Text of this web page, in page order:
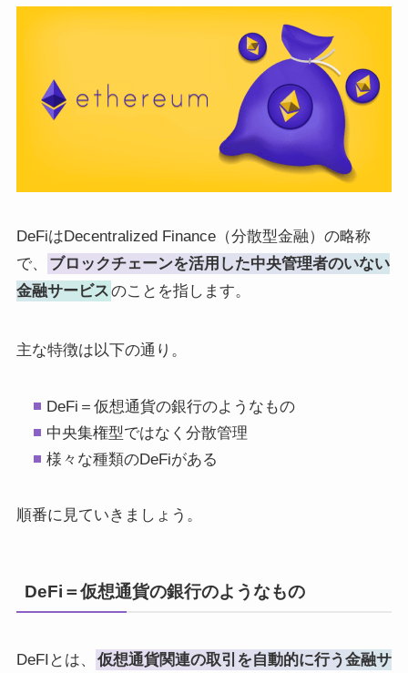
DeFiはDecentralized Finance（分散型金融）の略称
で、
ブロックチェーンを活用した中央管理者のいない
金融サービスのことを指します。
主な特徴は以下の通り。
DeFi＝仮想通貨の銀行のようなもの
中央集権型ではなく分散管理
様々な種類のDeFiがある
順番に見ていきましょう。
DeFi＝仮想通貨の銀行のようなもの
DeFIとは、 仮想通貨関連の取引を自動的に行う金融サ